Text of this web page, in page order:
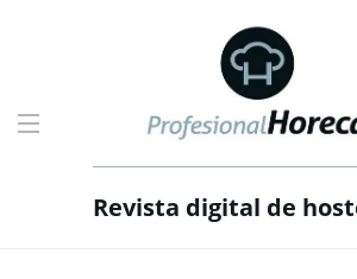
Revista digital de